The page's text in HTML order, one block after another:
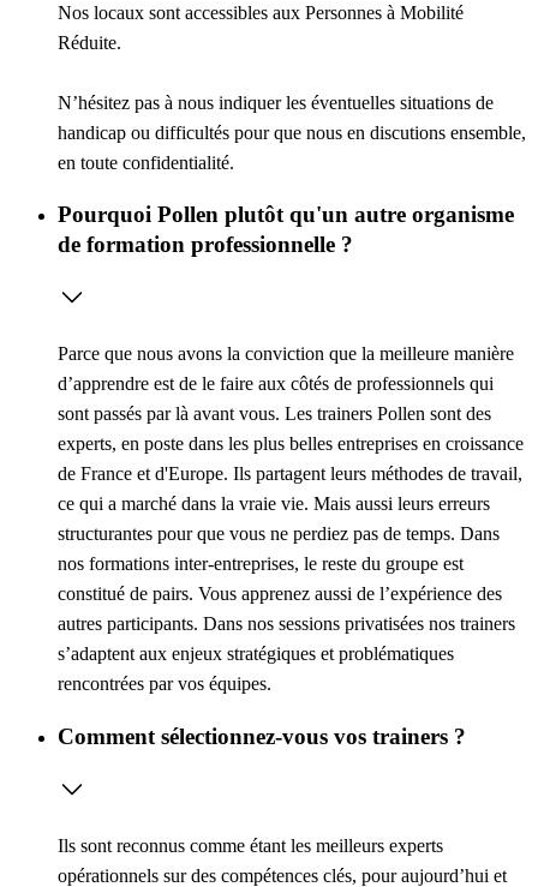
Nos locaux sont accessibles aux Personnes à Mobilité
Réduite.
N’hésitez pas à nous indiquer les éventuelles situations de
handicap ou difficultés pour que nous en discutions ensemble,
en toute confidentialité.
Pourquoi Pollen plutôt qu'un autre organisme
de formation professionnelle ?
Parce que nous avons la conviction que la meilleure manière
d’apprendre est de le faire aux côtés de professionnels qui
sont passés par là avant vous. Les trainers Pollen sont des
experts, en poste dans les plus belles entreprises en croissance
de France et d'Europe. Ils partagent leurs méthodes de travail,
ce qui a marché dans la vraie vie. Mais aussi leurs erreurs
structurantes pour que vous ne perdiez pas de temps. Dans
nos formations inter-entreprises, le reste du groupe est
constitué de pairs. Vous apprenez aussi de l’expérience des
autres participants. Dans nos sessions privatisées nos trainers
s’adaptent aux enjeux stratégiques et problématiques
rencontrées par vos équipes.
Comment sélectionnez-vous vos trainers ?
Ils sont reconnus comme étant les meilleurs experts
opérationnels sur des compétences clés, pour aujourd’hui et